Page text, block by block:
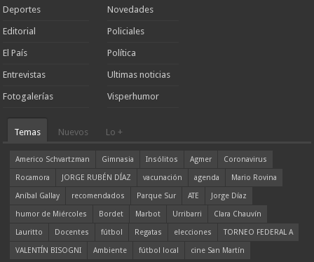
Deportes
Editorial
El País
Entrevistas
Fotogalerías
Novedades
Policiales
Política
Ultimas noticias
Visperhumor
Temas Nuevos Lo +
Americo Schvartzman Gimnasia Insólitos Agmer
Coronavirus
Rocamora
JORGE RUBÉN DÍAZ vacunación agenda
Mario Rovina
Aníbal Gallay
recomendados Parque Sur ATE
Jorge Díaz
humor de Miércoles
Bordet Marbot Urribarri
Clara Chauvín
Lauritto
Docentes fútbol Regatas elecciones
TORNEO FEDERAL A
VALENTÍN BISOGNI
Ambiente fútbol local cine San Martín